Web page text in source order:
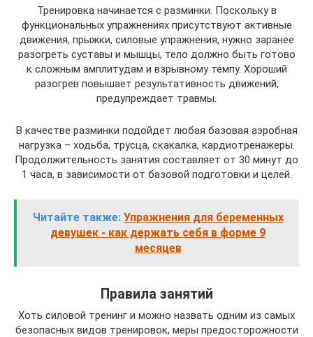
Тренировка начинается с разминки. Поскольку в
функциональных упражнениях присутствуют активные
движения, прыжки, силовые упражнения, нужно заранее
разогреть суставы и мышцы, тело должно быть готово
к сложным амплитудам и взрывному темпу. Хороший
разогрев повышает результативность движений,
предупреждает травмы.
В качестве разминки подойдет любая базовая аэробная
нагрузка – ходьба, трусца, скакалка, кардиотренажеры.
Продолжительность занятия составляет от 30 минут до
1 часа, в зависимости от базовой подготовки и целей.
Читайте также: Упражнения для беременных
девушек - как держать себя в форме 9
месяцев
Правила занятий
Хоть силовой тренинг и можно назвать одним из самых
безопасных видов тренировок, меры предосторожности